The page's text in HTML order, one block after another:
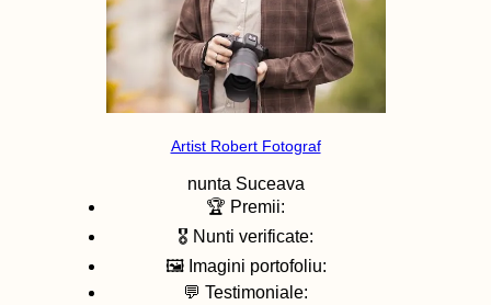
Artist Robert Fotograf
nunta Suceava
🏆 Premii:
🎖️ Nunti verificate:
🖼️ Imagini portofoliu:
💬 Testimoniale: